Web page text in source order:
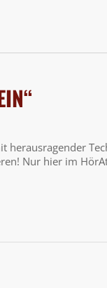
herausragender
Nur hier im